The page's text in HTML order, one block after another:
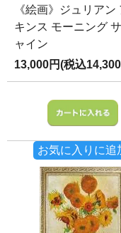
《絵画》ジュリアン
キンス モーニング
ャイン
13,000円(税込
お気に入りに追